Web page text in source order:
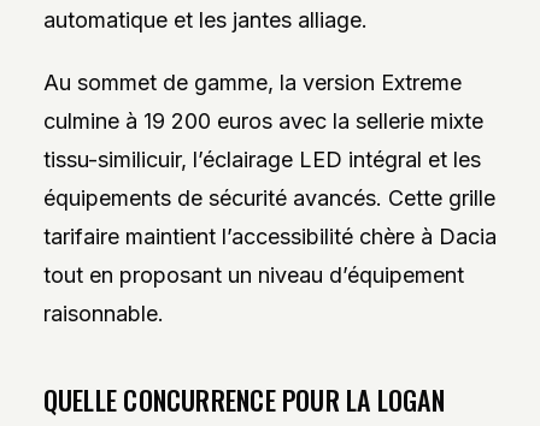
automatique et les jantes alliage.
Au sommet de gamme, la version Extreme
culmine à 19 200 euros avec la sellerie mixte
tissu-similicuir, l’éclairage LED intégral et les
équipements de sécurité avancés. Cette grille
tarifaire maintient l’accessibilité chère à Dacia
tout en proposant un niveau d’équipement
raisonnable.
QUELLE CONCURRENCE POUR LA LOGAN